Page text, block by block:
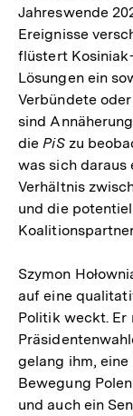
Jahreswende
Ereignisse
flüstert
Lösungen ein
Verbündete
sind
diePiSzu
was sich daraus
Verhältnis
und die
Szymon
auf eine
Politik weckt. Er
gelang ihm,
Bewegung
und auch ein